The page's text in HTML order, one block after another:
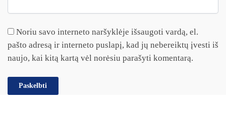
Noriu savo interneto naršyklėje išsaugoti vardą, el.
pašto adresą ir interneto puslapį, kad jų nebereiktų įvesti iš
naujo, kai kitą kartą vėl norėsiu parašyti komentarą.